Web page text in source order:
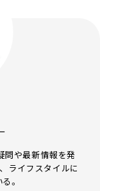
問や最新情報を発
ライフスタイルに
。